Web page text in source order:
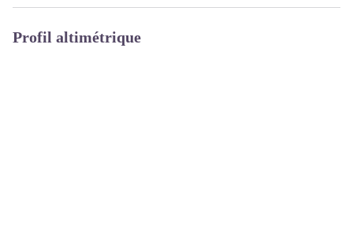
Profil altimétrique